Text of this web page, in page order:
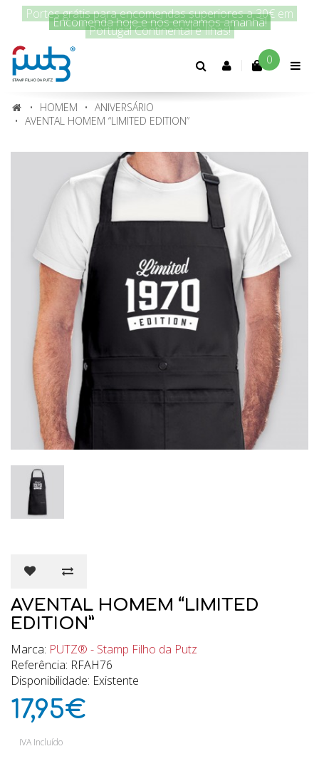
Encomenda hoje e nós enviamos amanhã!
Conta 0
HOMEM
ANIVERSÁRIO
AVENTAL HOMEM “LIMITED EDITION”
AVENTAL HOMEM “LIMITED
EDITION”
Marca: PUTZ® - Stamp Filho da Putz
Referência: RFAH76
Disponibilidade: Existente
17,95€
IVA Incluído